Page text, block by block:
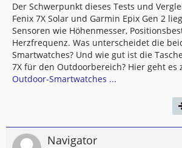
Der Schwerpunkt dieses Tests und
Fenix 7X Solar und Garmin Epix Gen 2
Sensoren wie Höhenmesser,
Herzfrequenz. Was unterscheidet die
Smartwatches? Und wie gut ist die
7X für den Outdoorbereich? Hier geht es
Outdoor-Smartwatches ...
Navigator